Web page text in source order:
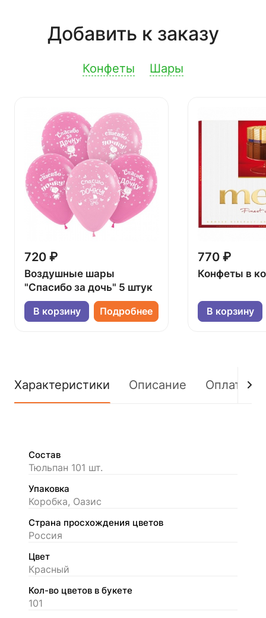
Добавить к заказу
Конфеты Шары
720 ₽
Воздушные шары
"Спасибо за дочь" 5 штук
В корзину Подробнее
770 ₽
Конфеты в
В корзину
Характеристики Описание Оплата
Состав
Тюльпан 101 шт.
Упаковка
Коробка, Оазис
Страна просхождения цветов
Россия
Цвет
Красный
Кол-во цветов в букете
101